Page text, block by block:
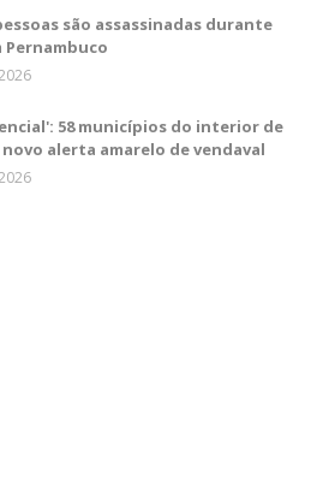
são assassinadas durante
Pernambuco
58 municípios do interior de
novo alerta amarelo de vendaval